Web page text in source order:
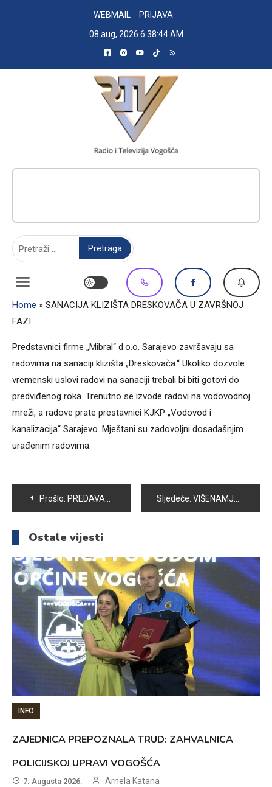
WEBMAIL
PRIJAVA
08 aug, 2026 6:38:45 AM
Home » SANACIJA KLIZIŠTA DRESKOVAČA U ZAVRŠNOJ
FAZI
Predstavnici firme „Mibral“ d.o.o. Sarajevo završavaju sa
radovima na sanaciji klizišta „Dreskovača.“ Ukoliko dozvole
vremenski uslovi radovi na sanaciji trebali bi biti gotovi do
predviđenog roka. Trenutno se izvode radovi na vodovodnoj
mreži, a radove prate prestavnici KJKP „Vodovod i
kanalizacija“ Sarajevo. Mještani su zadovoljni dosadašnjim
urađenim radovima.
Navigacija
članaka
Prošlo: PREDAVANJE O ORALNOM ZDRAVLJU U OŠ “PORODICE EF. RAMIĆ“ U SEMIZOVCU Sljedeće: VIŠENAMJESKE KLUPE NA PODRUČJU OPĆINE VOGOŠĆA
Ostale vijesti
INFO
ZAJEDNICA PREPOZNALA TRUD: ZAHVALNICA
POLICIJSKOJ UPRAVI VOGOŠĆA
7. Augusta 2026. Arnela Katana